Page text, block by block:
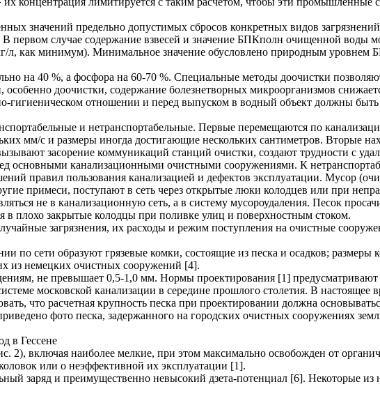
значений предельно допустимых сбросов конкретных видов
случае содержание взвесей и значение БПКполн очищенной воды
л, как минимум). Минимальное значение обусловлено природным уровнем
на 40 %, а фосфора на 60-70 %. Специальные методы доочистки
доочистки, содержание болезнетворных микроорганизмов
гигиеническом отношении и перед выпуском в водный объект должны быть
и нетранспортабельные. Первые перемещаются по
мм/с и размеры иногда достигающие нескольких сантиметров. Вторые
засорение коммуникаций станций очистки, создают трудности с
основными канализационными очистными сооружениями. К
правил пользования канализацией и дефектов эксплуатации. Мусор
примеси, поступают в сеть через открытые люки колодцев или при
не в канализационную сеть, а в систему мусороудаления. Песок
плохо закрытые колодцы при поливке улиц и поверхностным стоком.
загрязнения, их расходы и режим поступления на очистные
по сети образуют грязевые комки, состоящие из песка и осадков; размеры
из немецких очистных сооружений [4].
не превышает 0,5-1,0 мм. Нормы проектирования [1]
московской канализации в середине прошлого столетия. В настоящее
что расчетная крупность песка при проектировании должна
фото песка, задержанного на городских очистных сооружениях
в Гессене
2), включая наиболее мелкие, при этом максимально освобожден от
или о неэффективной их эксплуатации [1].
заряд и преимущественно невысокий дзета-потенциал [6]. Некоторые